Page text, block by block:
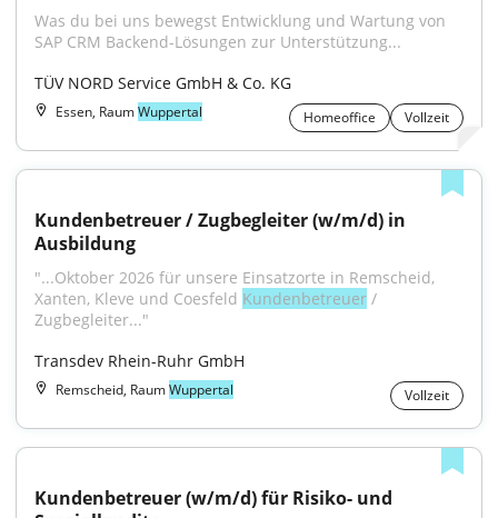
Was du bei uns bewegst Entwicklung und Wartung von
SAP CRM Backend-Lösungen zur Unterstützung...
TÜV NORD Service GmbH & Co. KG
Essen, RaumWuppertal Homeoffice Vollzeit
Kundenbetreuer / Zugbegleiter (w/m/d) in
Ausbildung
"...Oktober 2026 für unsere Einsatzorte in Remscheid,
Xanten, Kleve und Coesfeld Kundenbetreuer /
Zugbegleiter..."
Transdev Rhein-Ruhr GmbH
Remscheid, RaumWuppertal Vollzeit
Kundenbetreuer (w/m/d) für Risiko- und